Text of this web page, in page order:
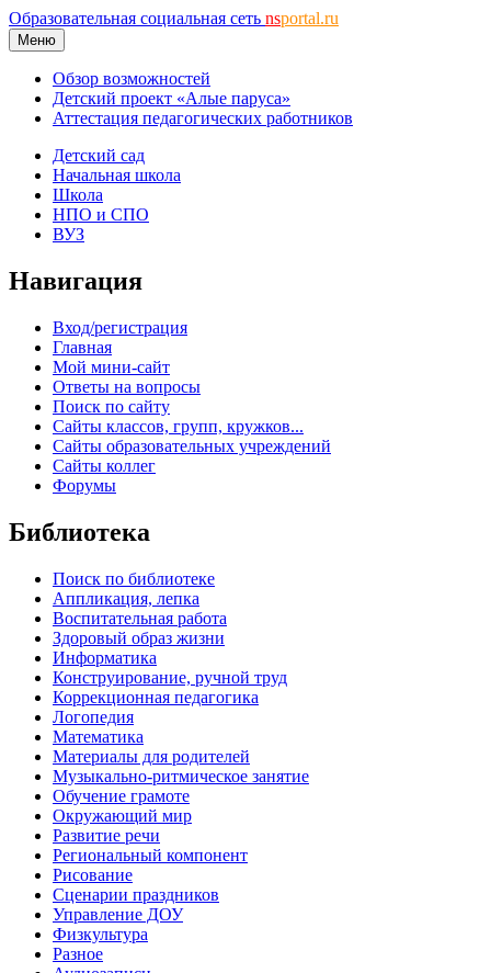
Образовательная социальная сеть nsportal.ru
Меню
Обзор возможностей
Детский проект «Алые паруса»
Аттестация педагогических работников
Детский сад
Начальная школа
Школа
НПО и СПО
ВУЗ
Навигация
Вход/регистрация
Главная
Мой мини-сайт
Ответы на вопросы
Поиск по сайту
Сайты классов, групп, кружков...
Сайты образовательных учреждений
Сайты коллег
Форумы
Библиотека
Поиск по библиотеке
Аппликация, лепка
Воспитательная работа
Здоровый образ жизни
Информатика
Конструирование, ручной труд
Коррекционная педагогика
Логопедия
Математика
Материалы для родителей
Музыкально-ритмическое занятие
Обучение грамоте
Окружающий мир
Развитие речи
Региональный компонент
Рисование
Сценарии праздников
Управление ДОУ
Физкультура
Разное